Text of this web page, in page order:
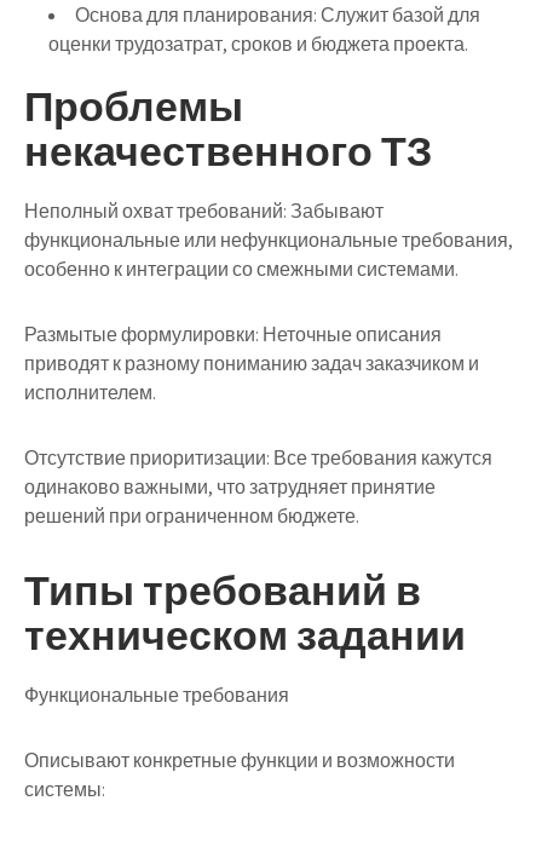
Основа для планирования: Служит базой для
оценки трудозатрат, сроков и бюджета проекта.
Проблемы
некачественного ТЗ
Неполный охват требований: Забывают
функциональные или нефункциональные требования,
особенно к интеграции со смежными системами.
Размытые формулировки: Неточные описания
приводят к разному пониманию задач заказчиком и
исполнителем.
Отсутствие приоритизации: Все требования кажутся
одинаково важными, что затрудняет принятие
решений при ограниченном бюджете.
Типы требований в
техническом задании
Функциональные требования
Описывают конкретные функции и возможности
системы: